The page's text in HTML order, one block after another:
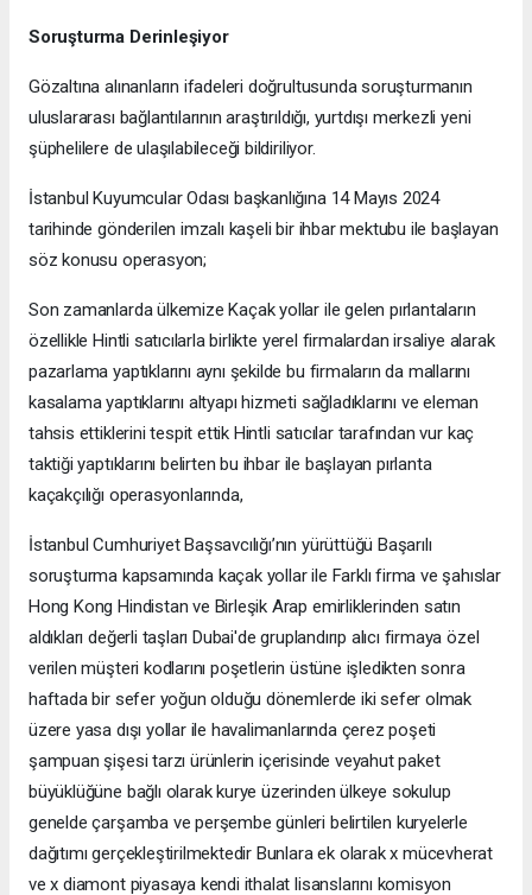
Soruşturma Derinleşiyor
Gözaltına alınanların ifadeleri doğrultusunda soruşturmanın
uluslararası bağlantılarının araştırıldığı, yurtdışı merkezli yeni
şüphelilere de ulaşılabileceği bildiriliyor.
İstanbul Kuyumcular Odası başkanlığına 14 Mayıs 2024
tarihinde gönderilen imzalı kaşeli bir ihbar mektubu ile başlayan
söz konusu operasyon;
Son zamanlarda ülkemize Kaçak yollar ile gelen pırlantaların
özellikle Hintli satıcılarla birlikte yerel firmalardan irsaliye alarak
pazarlama yaptıklarını aynı şekilde bu firmaların da mallarını
kasalama yaptıklarını altyapı hizmeti sağladıklarını ve eleman
tahsis ettiklerini tespit ettik Hintli satıcılar tarafından vur kaç
taktiği yaptıklarını belirten bu ihbar ile başlayan pırlanta
kaçakçılığı operasyonlarında,
İstanbul Cumhuriyet Başsavcılığı’nın yürüttüğü Başarılı
soruşturma kapsamında kaçak yollar ile Farklı firma ve şahıslar
Hong Kong Hindistan ve Birleşik Arap emirliklerinden satın
aldıkları değerli taşları Dubai'de gruplandırıp alıcı firmaya özel
verilen müşteri kodlarını poşetlerin üstüne işledikten sonra
haftada bir sefer yoğun olduğu dönemlerde iki sefer olmak
üzere yasa dışı yollar ile havalimanlarında çerez poşeti
şampuan şişesi tarzı ürünlerin içerisinde veyahut paket
büyüklüğüne bağlı olarak kurye üzerinden ülkeye sokulup
genelde çarşamba ve perşembe günleri belirtilen kuryelerle
dağıtımı gerçekleştirilmektedir Bunlara ek olarak x mücevherat
ve x diamont piyasaya kendi ithalat lisanslarını komisyon